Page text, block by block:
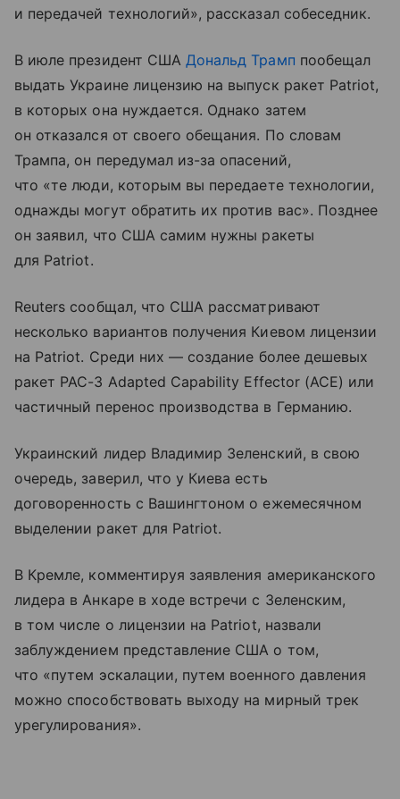
и передачей технологий», рассказал собеседник.
В июле президент США Дональд Трамп пообещал
выдать Украине лицензию на выпуск ракет Patriot,
в которых она нуждается. Однако затем
он отказался от своего обещания. По словам
Трампа, он передумал из-за опасений,
что «те люди, которым вы передаете технологии,
однажды могут обратить их против вас». Позднее
он заявил, что США самим нужны ракеты
для Patriot.
Reuters сообщал, что США рассматривают
несколько вариантов получения Киевом лицензии
на Patriot. Среди них — создание более дешевых
ракет PAC-3 Adapted Capability Effector (ACE) или
частичный перенос производства в Германию.
Украинский лидер Владимир Зеленский, в свою
очередь, заверил, что у Киева есть
договоренность с Вашингтоном о ежемесячном
выделении ракет для Patriot.
В Кремле, комментируя заявления американского
лидера в Анкаре в ходе встречи с Зеленским,
в том числе о лицензии на Patriot, назвали
заблуждением представление США о том,
что «путем эскалации, путем военного давления
можно способствовать выходу на мирный трек
урегулирования».